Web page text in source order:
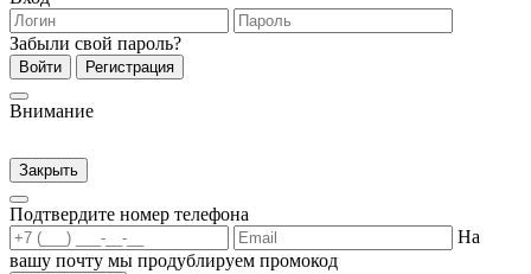
Забыли свой пароль?
Войти Регистрация
Внимание
Закрыть
Подтвердите номер телефона
На
вашу почту мы продублируем промокод